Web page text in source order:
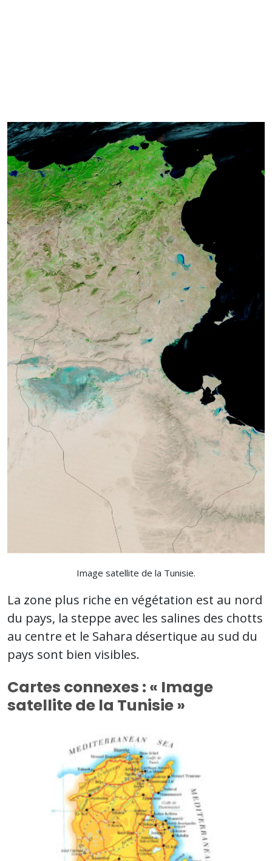
Image satellite de la Tunisie.
La zone plus riche en végétation est au nord
du pays, la steppe avec les salines des chotts
au centre et le Sahara désertique au sud du
pays sont bien visibles.
Cartes connexes : « Image
satellite de la Tunisie »